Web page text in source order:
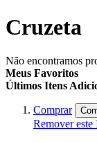
Cruzeta
Não encontramos
Meus Favoritos
Últimos Itens
Comprar
Remover este